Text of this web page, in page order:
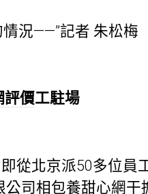
況——”記者 朱松梅
評價工駐場
北京派50多位員
公司相包養甜心網干